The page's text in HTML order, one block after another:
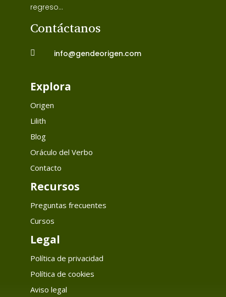
regreso...
Contáctanos
 info@gendeorigen.com
Explora
Origen
Lilith
Blog
Oráculo del Verbo
Contacto
Recursos
Preguntas frecuentes
Cursos
Legal
Política de privacidad
Política de cookies
Aviso legal